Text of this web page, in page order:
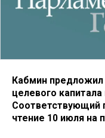
Кабмин
целевого
Соответствующий
чтение 10 июля на